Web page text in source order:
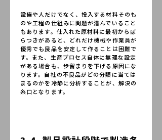
設備や人だけでなく、投入する材料そのも
のや工程の仕組みに問題が潜んでいること
もあります。仕入れた原材料に最初からば
らつきがあると、どれだけ機械や作業員が
優秀でも良品を安定して作ることは困難で
す。また、生産プロセス自体に無理な設定
がある場合も、歩留まりを下げる原因にな
ります。自社の不良品がどの分類に当ては
まるのかを冷静に分析することが、解決の
糸口となります。